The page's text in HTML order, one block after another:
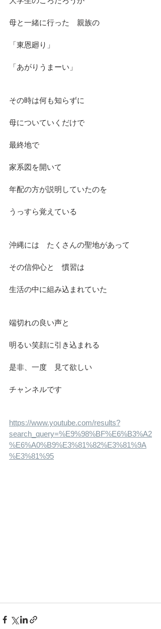
母と一緒に行った　親族の
「東恩廻り」
「あがりうまーい」
その時は何も知らずに
母についていくだけで
最終地で
家系図を開いて
年配の方が説明していたのを
うっすら覚えている
沖縄には　たくさんの聖地があって
その信仰心と　慣習は
生活の中に組み込まれていた
端切れの良い声と
明るい笑顔に引き込まれる
是非、一度　見て欲しい
チャンネルです
https://www.youtube.com/results?
search_query=%E9%98%BF%E6%B3%A2
%E6%A0%B9%E3%81%82%E3%81%9A
%E3%81%95